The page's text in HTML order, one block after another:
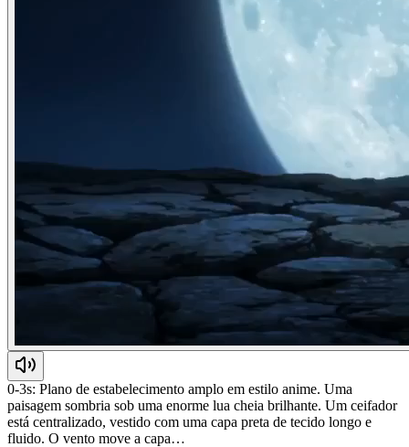
0-3s: Plano de estabelecimento amplo em estilo anime. Uma
paisagem sombria sob uma enorme lua cheia brilhante. Um ceifador
está centralizado, vestido com uma capa preta de tecido longo e
fluido. O vento move a capa…